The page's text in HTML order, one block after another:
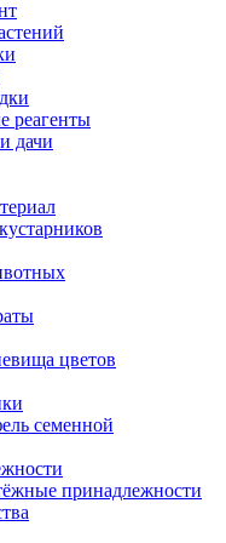
реагенты
дачи
цветов
семенной
принадлежности